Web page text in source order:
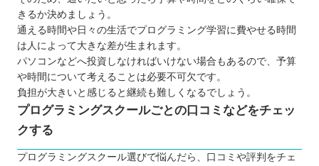
kidz8
デジタネ プログラミング教室
自分にあったスクールを選ぼう
きるか決めましょう。
通える時間や日々の生活でプログラミング学習に費やせる時間
は人によって大きな差が生まれます。
パソコンなどへ投資しなければいけない場合もあるので、予算
や時間について考えることは必要不可欠です。
負担が大きいと感じると継続も難しくなるでしょう。
プログラミングスクールごとの口コミなどをチェッ
クする
プログラミングスクール選びで悩んだら、口コミや評判をチェ